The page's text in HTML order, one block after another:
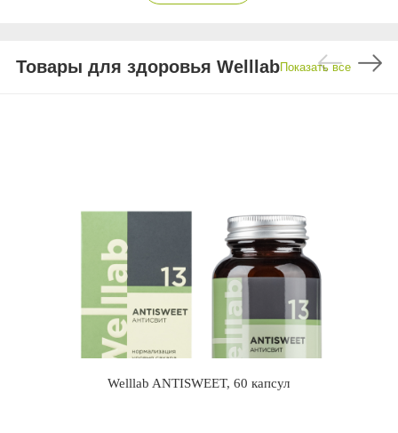
Товары для здоровья WelllabПоказать все
Welllab ANTISWEET, 60 капсул